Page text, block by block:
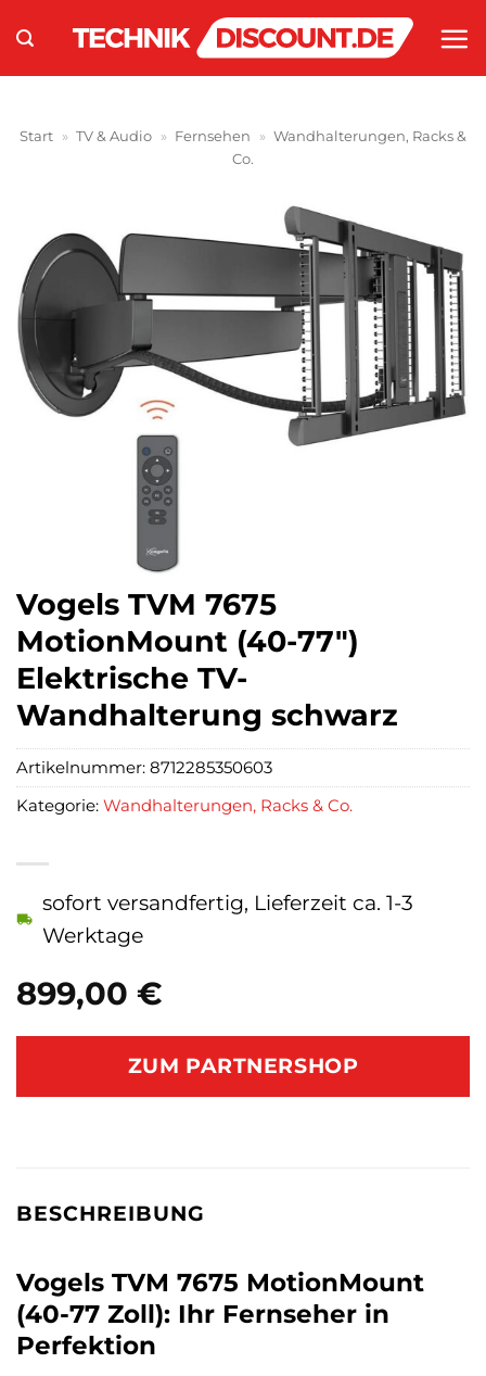
Inhalt
springen
Start » TV & Audio » Fernsehen » Wandhalterungen, Racks &
Co.
Vogels TVM 7675
MotionMount (40-77″)
Elektrische TV-
Wandhalterung schwarz
899,00 €
sofort versandfertig, Lieferzeit ca. 1-3
Werktage
ZUM PARTNERSHOP
Artikelnummer: 8712285350603
Kategorie: Wandhalterungen, Racks & Co.
BESCHREIBUNG
Vogels TVM 7675 MotionMount
(40-77 Zoll): Ihr Fernseher in
Perfektion